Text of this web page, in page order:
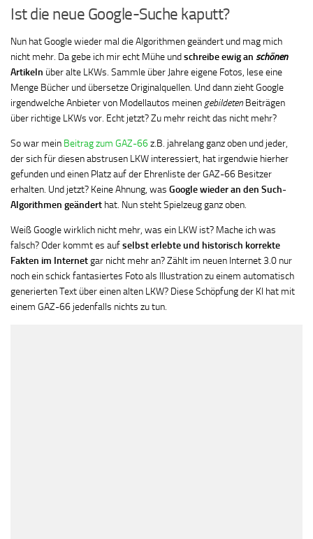
Ist die neue Google-Suche kaputt?
Nun hat Google wieder mal die Algorithmen geändert und mag mich
nicht mehr. Da gebe ich mir echt Mühe undschreibe ewig an schönen
Artikeln über alte LKWs. Sammle über Jahre eigene Fotos, lese eine
Menge Bücher und übersetze Originalquellen. Und dann zieht Google
irgendwelche Anbieter von Modellautos meinen gebildeten Beiträgen
über richtige LKWs vor. Echt jetzt? Zu mehr reicht das nicht mehr?
So war mein Beitrag zum GAZ-66z.B. jahrelang ganz oben und jeder,
der sich für diesen abstrusen LKW interessiert, hat irgendwie hierher
gefunden und einen Platz auf der Ehrenliste der GAZ-66 Besitzer
erhalten. Und jetzt? Keine Ahnung, was Google wieder an den Such-
Algorithmen geändert hat. Nun steht Spielzeug ganz oben.
Weiß Google wirklich nicht mehr, was ein LKW ist? Mache ich was
falsch? Oder kommt es aufselbst erlebte und historisch korrekte
Fakten im Internetgar nicht mehr an? Zählt im neuen Internet 3.0 nur
noch ein schick fantasiertes Foto als Illustration zu einem automatisch
generierten Text über einen alten LKW? Diese Schöpfung der KI hat mit
einem GAZ-66 jedenfalls nichts zu tun.